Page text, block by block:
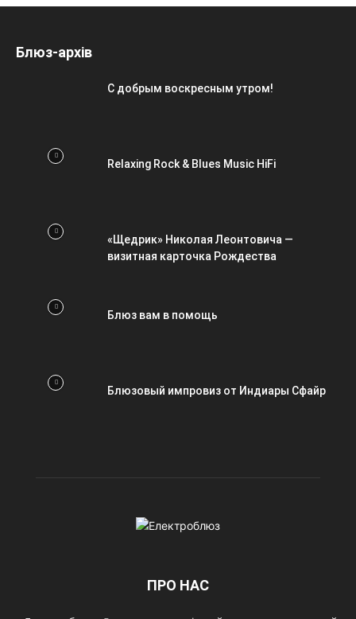
Блюз-архів
С добрым воскресным утром!
Relaxing Rock & Blues Music HiFi
«Щедрик» Николая Леонтовича —
визитная карточка Рождества
Блюз вам в помощь
Блюзовый импровиз от Индиары Сфайр
ПРО НАС